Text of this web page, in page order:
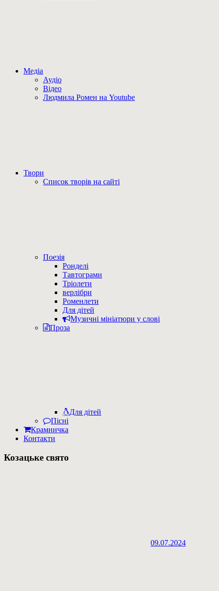
Медіа
Аудіо
Відео
Людмила Ромен на Youtube
Твори
Список творів на сайті
Поезія
Ронделі
Тавтограми
Тріолети
верлібри
Роменлети
Для дітей
Музичні мініатюри у слові
Проза
Для дітей
Пісні
Крамничка
Контакти
Козацьке свято
09.07.2024